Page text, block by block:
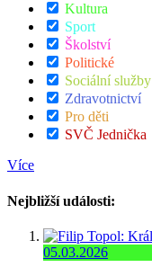
Kultura
Sport
Školství
Politické
Sociální služby
Zdravotnictví
Pro děti
SVČ Jednička
Více
Nejbližší události:
05.03.2026